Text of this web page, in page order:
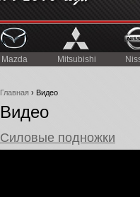
Mazda Mitsubishi
Главная › Видео
Видео
Силовые подножки